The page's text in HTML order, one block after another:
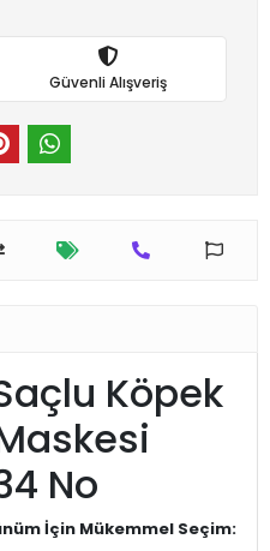
Güvenli Alışveriş
Köpek
No
İçin Mükemmel Seçim: